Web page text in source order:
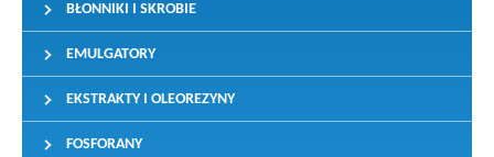
BŁONNIKI I SKROBIE
EMULGATORY
EKSTRAKTY I OLEOREZYNY
FOSFORANY